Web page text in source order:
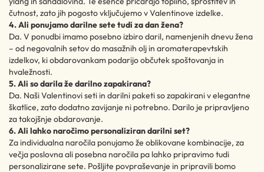
čutnost, zato jih pogosto vključujemo v Valentinove izdelke.
4. Ali ponujamo darilne sete tudi za dan žena?
Da. V ponudbi imamo posebno izbiro daril, namenjenih dnevu žena
– od negovalnih setov do masažnih olj in aromaterapevtskih
izdelkov, ki obdarovankam podarijo občutek spoštovanja in
hvaležnosti.
5. Ali so darila že darilno zapakirana?
Da. Naši Valentinovi seti in darilni paketi so zapakirani v elegantne
škatlice, zato dodatno zavijanje ni potrebno. Darilo je pripravljeno
za takojšnje obdarovanje.
6. Ali lahko naročimo personaliziran darilni set?
Za individualna naročila ponujamo že oblikovane kombinacije, za
večja poslovna ali posebna naročila pa lahko pripravimo tudi
personalizirane sete. Pošljite povpraševanje in pripravili bomo